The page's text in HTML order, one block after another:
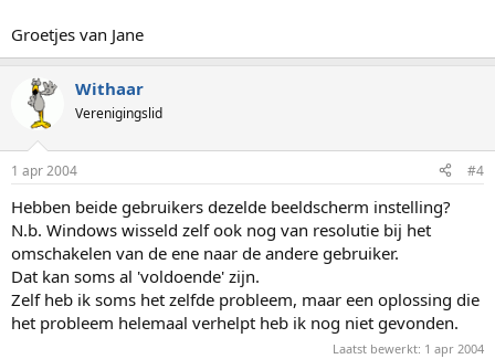
Groetjes van Jane
Withaar
Verenigingslid
1 apr 2004 #4
Hebben beide gebruikers dezelde beeldscherm instelling?
N.b. Windows wisseld zelf ook nog van resolutie bij het
omschakelen van de ene naar de andere gebruiker.
Dat kan soms al 'voldoende' zijn.
Zelf heb ik soms het zelfde probleem, maar een oplossing die
het probleem helemaal verhelpt heb ik nog niet gevonden.
Laatst bewerkt: 1 apr 2004